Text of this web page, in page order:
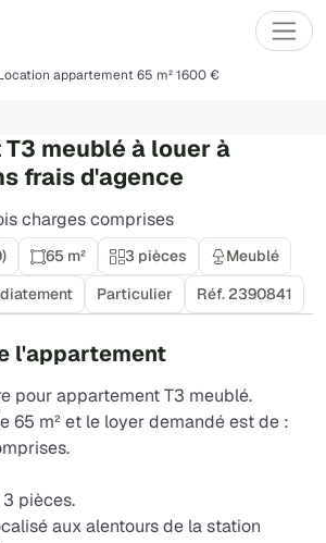
appartement 65 m² 1600 €
meublé à louer à
frais d'agence
charges comprises
65 m² 3 pièces
Meublé
Particulier Réf. 2390841
l'appartement
pour appartement T3 meublé.
65 m² et le loyer demandé est de :
pièces.
aux alentours de la station